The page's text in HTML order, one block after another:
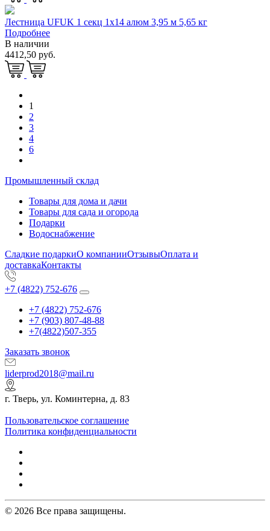
Лестница UFUK 1 секц 1х14 алюм 3,95 м 5,65 кг
Подробнее
В наличии
4412,50 руб.
1
2
3
4
6
Промышленный склад
Товары для дома и дачи
Товары для сада и огорода
Подарки
Водоснабжение
Сладкие подаркиО компанииОтзывыОплата и
доставкаКонтакты
+7 (4822) 752-676
+7 (4822) 752-676
+7 (903) 807-48-88
+7(4822)507-355
Заказать звонок
liderprod2018@mail.ru
г. Тверь, ул. Коминтерна, д. 83
Пользовательское соглашение
Политика конфиденциальности
© 2026 Все права защищены.